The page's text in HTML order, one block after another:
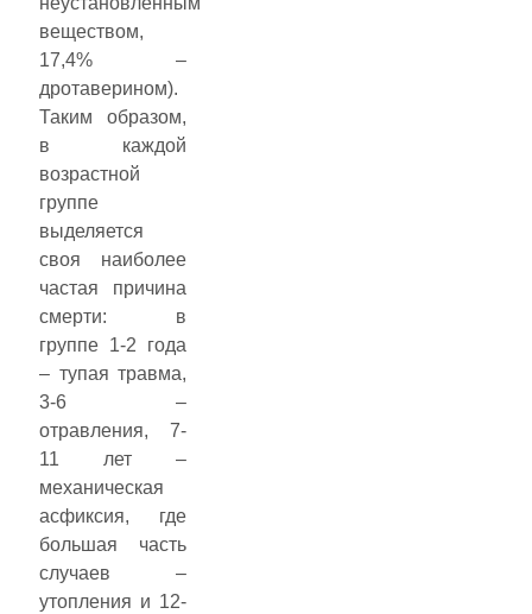
веществом,
17,4% –
дротаверином).
Таким образом,
в каждой
возрастной
группе
выделяется
своя наиболее
частая причина
смерти: в
группе 1-2 года
– тупая травма,
3-6 –
отравления, 7-
11 лет –
механическая
асфиксия, где
большая часть
случаев –
утопления и 12-